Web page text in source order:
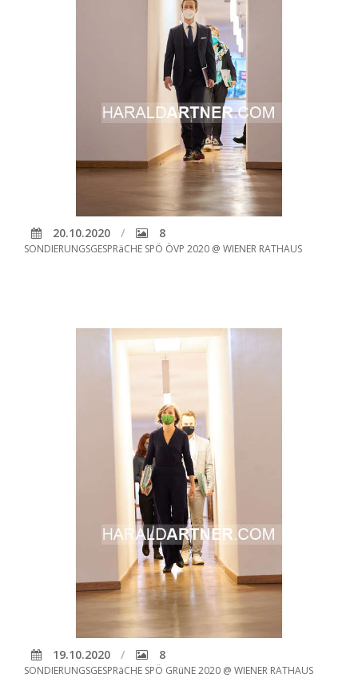
20.10.2020 8
SONDIERUNGSGESPRäCHE SPÖ ÖVP 2020 @ WIENER RATHAUS
19.10.2020 8
SONDIERUNGSGESPRäCHE SPÖ GRüNE 2020 @ WIENER RATHAUS